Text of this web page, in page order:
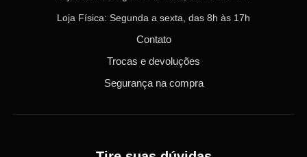
Loja Física: Segunda a sexta, das 8h às 17h
Contato
Trocas e devoluções
Segurança na compra